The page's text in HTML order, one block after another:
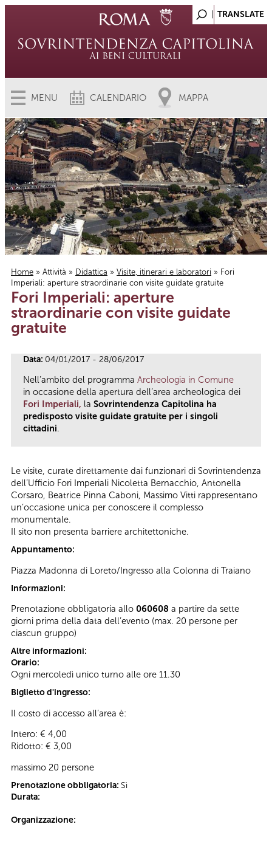
MENU CALENDARIO MAPPA
Tu sei qui
Home » Attività » Didattica » Visite, itinerari e laboratori » Fori
Imperiali: aperture straordinarie con visite guidate gratuite
Fori Imperiali: aperture
straordinarie con visite guidate
gratuite
Data: 04/01/2017 - 28/06/2017
Nell’ambito del programma Archeologia in Comune
in occasione della apertura dell’area archeologica dei
Fori Imperiali, la Sovrintendenza Capitolina ha
predisposto visite guidate gratuite per i singoli
cittadini.
Le visite, curate direttamente dai funzionari di Sovrintendenza
dell’Ufficio Fori Imperiali Nicoletta Bernacchio, Antonella
Corsaro, Beatrice Pinna Caboni, Massimo Vitti rappresentano
un’occasione unica per conoscere il complesso
monumentale.
Il sito non presenta barriere architettoniche.
Appuntamento:
Piazza Madonna di Loreto/Ingresso alla Colonna di Traiano
Informazioni:
Prenotazione obbligatoria allo 060608 a partire da sette
giorni prima della data dell’evento (max. 20 persone per
ciascun gruppo)
Altre informazioni:
Orario:
Ogni mercoledì unico turno alle ore 11.30
Biglietto d'ingresso:
Il costo di accesso all’area è:
Intero: € 4,00
Ridotto: € 3,00
massimo 20 persone
Prenotazione obbligatoria: Sì
Durata:
Organizzazione: